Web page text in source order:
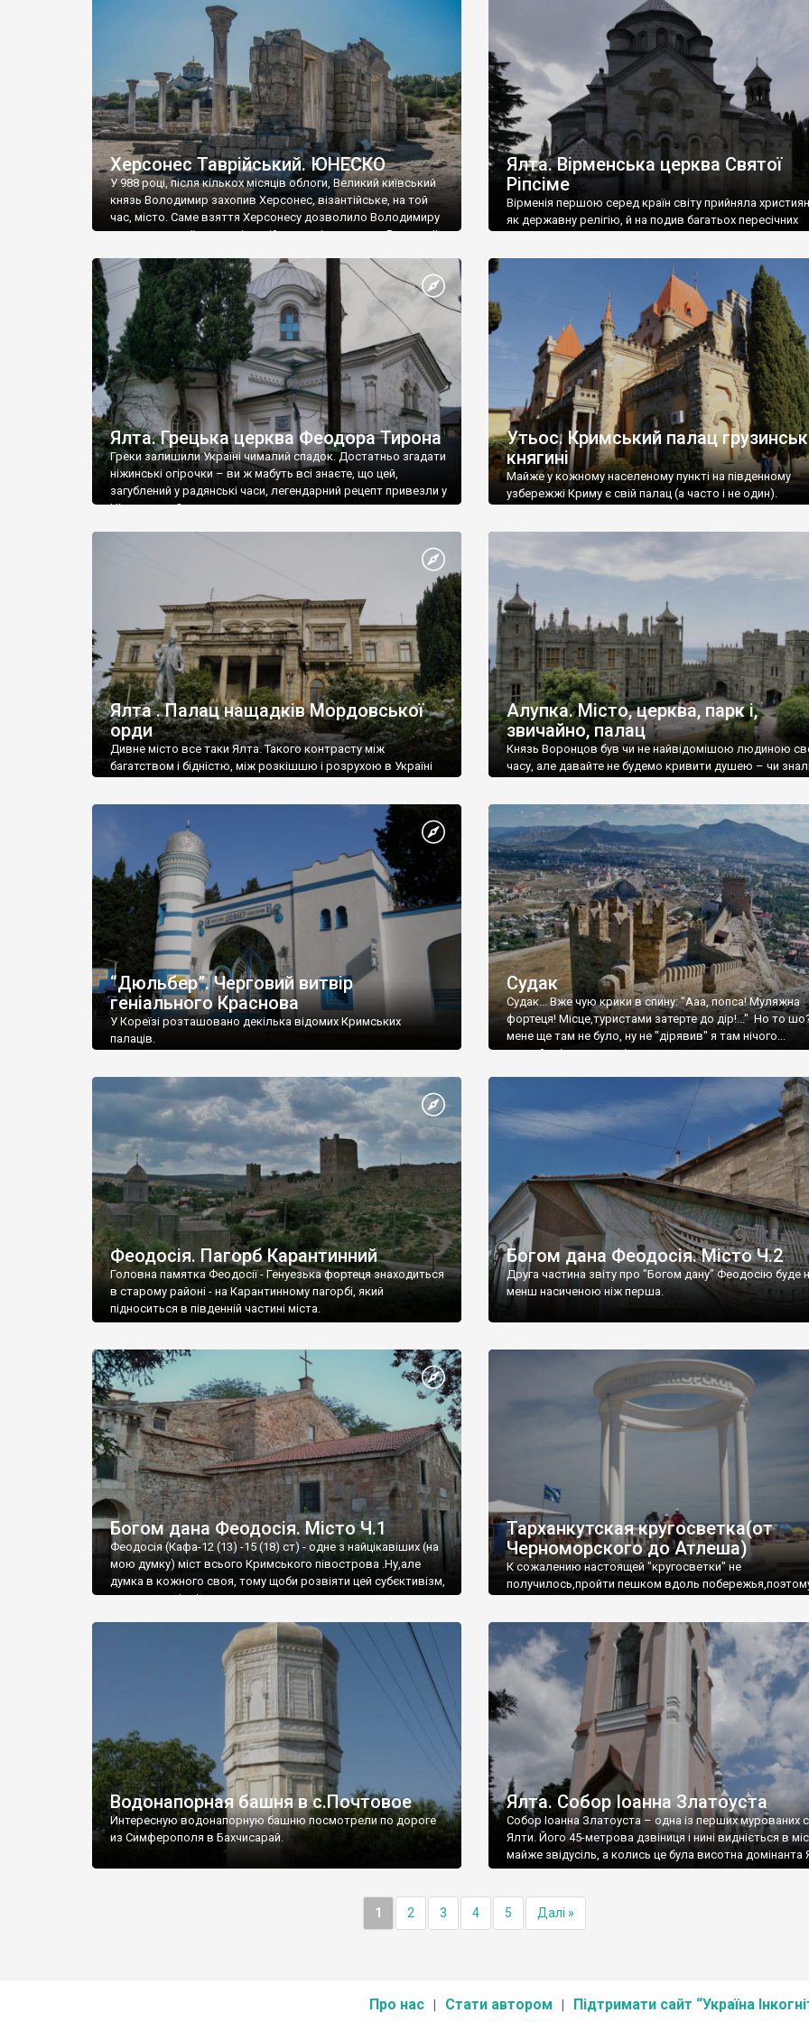
візантійської доби. Раритети викрадені з фондів об’єкту
культурної спадщини ЮНЕСКО «Херсонеса Таврійського».
Офіційно – на виставку «Золото Візантії», але експерти та
влада в Україні вважають це лише […]
називаються «повстяками» (postaki)…” “Вино. Крим
виробляє відмінне вино і його вдосталь: воно все
легке біле і дуже […]
Херсонес Таврійський. ЮНЕСКО
У 988 році, після кількох місяців облоги, Великий київський
князь Володимир захопив Херсонес, візантійське, на той
час, місто. Саме взяття Херсонесу дозволило Володимиру
диктувати свої умови візантійському імператору Василю ІІ,
Херсонесі Володимир-язичник, став Василем-
християнином. А потім було Хрещення Русі. На честь
Херсонесу Таврійського названо місто […]
Ялта. Вірменська церква Святої
Ріпсіме
Вірменія першою серед країн світу прийняла
як державну релігію, й на подив багатьох пересічних
Ялта. Грецька церква Феодора Тирона
Греки залишили Україні чималий спадок. Достатньо згадати
ніжинські огірочки – ви ж мабуть всі знаєте, що цей,
загублений у радянські часи, легендарний рецепт привезли у
Ніжин греки?
Утьос. Кримський палац
княгині
Майже у кожному населеному пункті на південному
узбережжі Криму є свій палац (а часто і не один).
Ялта . Палац нащадків Мордовської
орди
Дивне місто все таки Ялта. Такого контрасту між
багатством і бідністю, між розкішшю і розрухою в Україні
Алупка. Місто, церква, парк і,
звичайно, палац
Князь Воронцов був чи не найвідомішою людиною
часу, але давайте не будемо кривити душею – чи
“Дюльбер”. Черговий витвір
геніального Краснова
У Кореїзі розташовано декілька відомих Кримських
палаців.
Судак
Судак... Вже чую крики в спину: "Ааа, попса! Муляжна
фортеця! Місце,туристами затерте до дір!..." Но то
мене ще там не було, ну не "дірявив" я там нічого...
принаймні до цього літа.
Феодосія. Пагорб Карантинний
Головна памятка Феодосії - Генуезька фортеця знаходиться
в старому районі - на Карантинному пагорбі, який
підноситься в південній частині міста.
Богом дана Феодосія. Місто Ч.2
Друга частина звіту про "Богом дану" Феодосію буде
менш насиченою ніж перша.
Богом дана Феодосія. Місто Ч.1
Феодосія (Кафа-12 (13) -15 (18) ст) - одне з найцікавіших (на
мою думку) міст всього Кримського півострова .Ну,але
думка в кожного своя, тому щоби розвіяти цей субєктивізм,
запрошую відвідати це
Тарханкутская кругосветка(от
Черноморского до Атлеша)
К сожалению настоящей "кругосветки" не
получилось,пройти пешком вдоль
Водонапорная башня в с.Почтовое
Интересную водонапорную башню посмотрели по дороге
из Симферополя в Бахчисарай.
Ялта. Собор Іоанна Златоуста
Собор Іоанна Златоуста – одна із перших мурованих
Ялти. Його 45-метрова дзвіниця і нині видніється в
майже звідусіль, а колись це була висотна домінанта
1 2 3 4 5 Далі »
Про нас Стати автором Підтримати сайт “Україна